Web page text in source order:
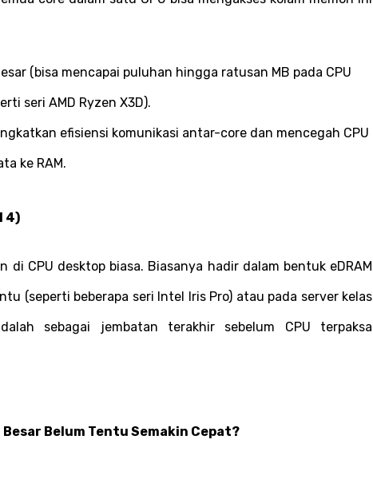
seri AMD Ryzen X3D).
efisiensi komunikasi antar-core dan mencegah CPU
ke RAM.
4)
di CPU desktop biasa. Biasanya hadir dalam bentuk eDRAM
(seperti beberapa seri Intel Iris Pro) atau pada server kelas
sebagai jembatan terakhir sebelum CPU terpaksa
Besar Belum Tentu Semakin Cepat?